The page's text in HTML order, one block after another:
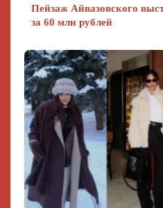
Пейзаж Айвазовского
за 60 млн рублей